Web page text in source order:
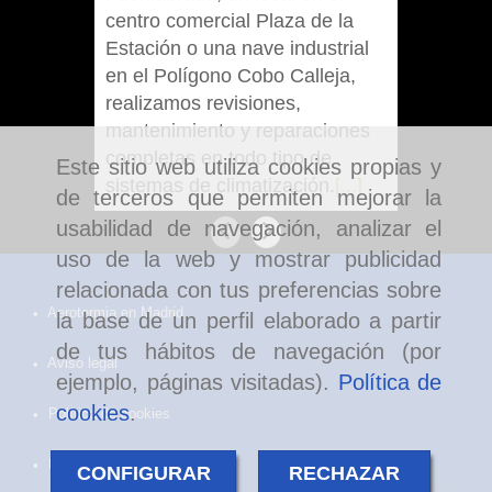
Este sitio web utiliza cookies propias y
de terceros que permiten mejorar la
usabilidad de navegación, analizar el
uso de la web y mostrar publicidad
relacionada con tus preferencias sobre
la base de un perfil elaborado a partir
de tus hábitos de navegación (por
ejemplo, páginas visitadas). Política de
cookies.
CONFIGURAR RECHAZAR
centro comercial Plaza de la
Estación o una nave industrial
en el Polígono Cobo Calleja,
realizamos revisiones,
mantenimiento y reparaciones
completas en todo tipo de
sistemas de climatización.
[...]
de
[...]
AnteriorSiguiente
Aerotermia en Madrid
Aviso legal
Política de cookies
Política de privacidad